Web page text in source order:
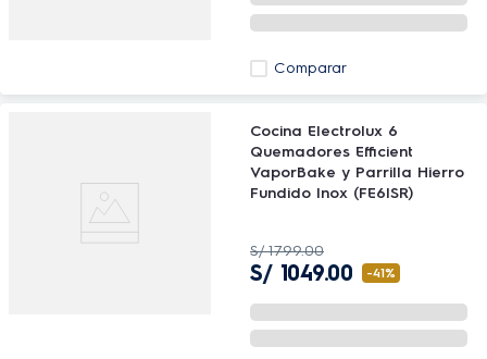
Comparar
Cocina Electrolux 6
Quemadores Efficient
VaporBake y Parrilla Hierro
Fundido Inox (FE6ISR)
S/ 1799.00
S/ 1049.00 -41%